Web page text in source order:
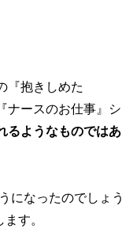
『抱きしめた
ナースのお仕事』シ
るようなものではあ
になったのでしょう
す。